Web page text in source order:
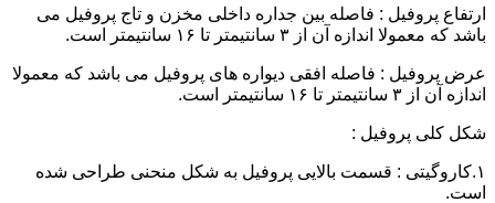
ارتفاع پروفیل : فاصله بین جداره داخلی مخزن و تاج پروفیل می
باشد که معمولا اندازه آن از ۳ سانتیمتر تا ۱۶ سانتیمتر است.
عرض پروفیل : فاصله افقی دیواره های پروفیل می باشد که معمولا
اندازه آن از ۳ سانتیمتر تا ۱۶ سانتیمتر است.
شکل کلی پروفیل :
۱.کاروگیتی : قسمت بالایی پروفیل به شکل منحنی طراحی شده
است.